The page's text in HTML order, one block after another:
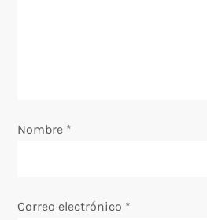
e
t
Nombre *
Correo electrónico *